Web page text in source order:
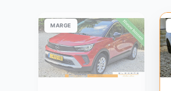
MARGE